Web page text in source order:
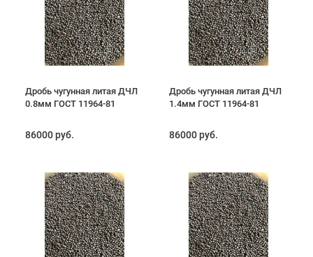
Дробь чугунная литая ДЧЛ
0.8мм ГОСТ 11964-81
86000 руб.
Дробь чугунная литая ДЧЛ
1.4мм ГОСТ 11964-81
86000 руб.